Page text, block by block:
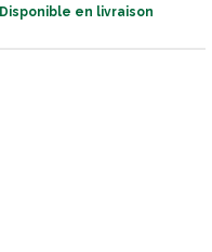
Disponible en livraison